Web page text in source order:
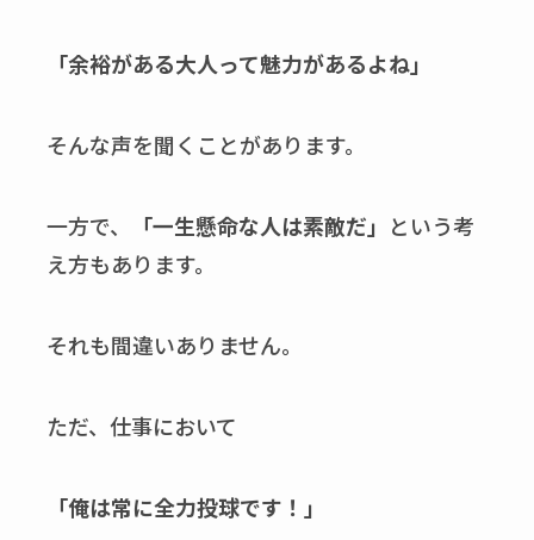
「余裕がある大人って魅力があるよね」
そんな声を聞くことがあります。
一方で、 「一生懸命な人は素敵だ」 という考
え方もあります。
それも間違いありません。
ただ、仕事において
「俺は常に全力投球です！」